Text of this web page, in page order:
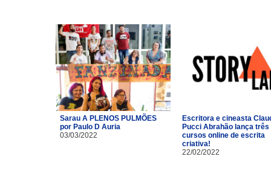
Sarau A PLENOS PULMÕES
por Paulo D Auria
03/03/2022
Escritora e cineasta
Pucci Abrahão lança três
cursos online de escrita
criativa!
22/02/2022